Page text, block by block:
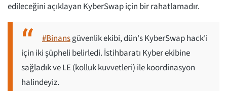
edileceğini açıklayan KyberSwap için bir rahatlamadır.
#Binansgüvenlik ekibi, dün's KyberSwap hack'i
için iki şüpheli belirledi. İstihbaratı Kyber ekibine
sağladık ve LE (kolluk kuvvetleri) ile koordinasyon
halindeyiz.